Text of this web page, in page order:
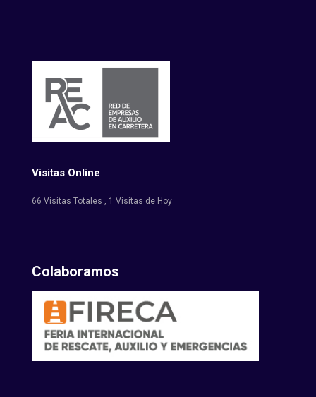
Visitas Online
66 Visitas Totales , 1 Visitas de Hoy
Colaboramos